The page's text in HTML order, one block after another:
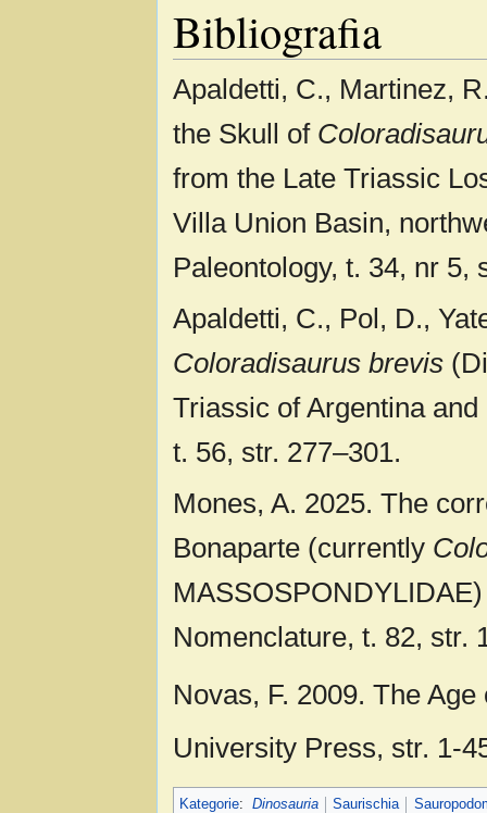
Bibliografia
Apaldetti, C., Martinez,
the Skull of
from the Late Triassic
Villa Union Basin,
Paleontology, t. 34, nr 5,
Apaldetti, C., Pol, D.,
Coloradisaurus brevis
Triassic of Argentina
t. 56, str. 277–301.
Mones, A. 2025. The
Bonaparte (currently
Nomenclature, t. 82, str.
Novas, F. 2009. The
University Press, str. 1-
Kategorie: Dinosauria Saurischia